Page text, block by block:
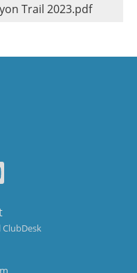
Trail 2023.pdf
ClubDesk